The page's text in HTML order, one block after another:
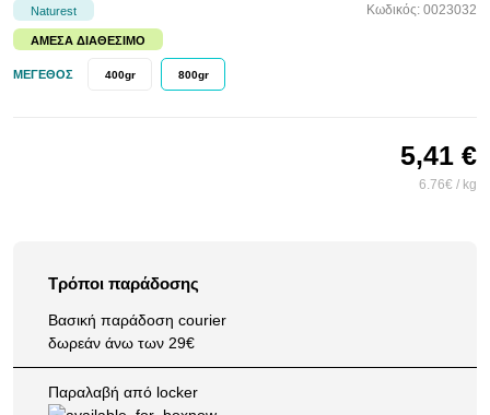
Naturest Κωδικός: 0023032
ΆΜΕΣΑ ΔΙΑΘΈΣΙΜΟ
ΜΈΓΕΘΟΣ 400gr 800gr
5,41 €
6.76€ / kg
Τρόποι παράδοσης
Βασική παράδοση courier
δωρεάν άνω των 29€
Παραλαβή από locker